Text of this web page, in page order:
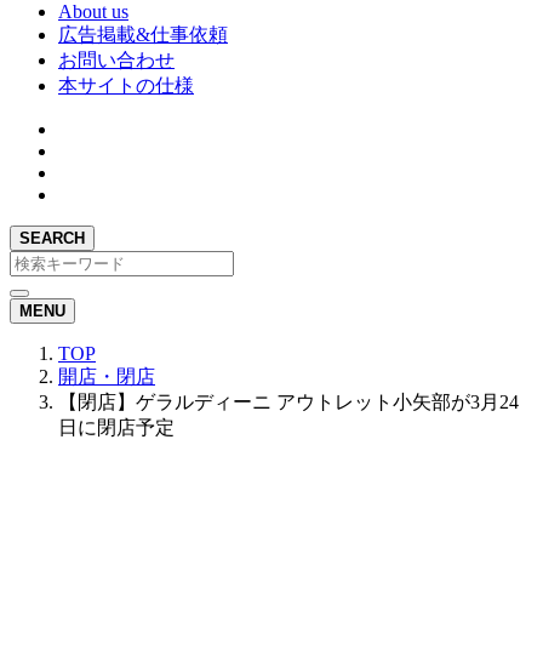
About us
広告掲載&仕事依頼
お問い合わせ
本サイトの仕様
SEARCH
MENU
TOP
開店・閉店
【閉店】ゲラルディーニ アウトレット小矢部が3月24
日に閉店予定